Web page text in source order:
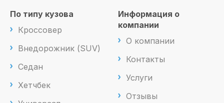
По типу кузова
Кроссовер
Внедорожник (SUV)
Седан
Хетчбек
Информация о
компании
О компании
Контакты
Услуги
Отзывы